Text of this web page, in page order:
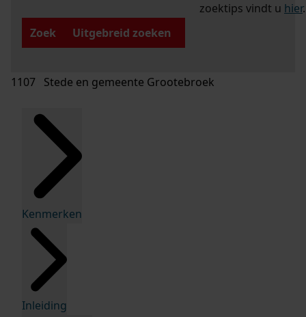
zoektips vindt u hier.
Zoek
Uitgebreid zoeken
1107 Stede en gemeente Grootebroek
Kenmerken
Inleiding